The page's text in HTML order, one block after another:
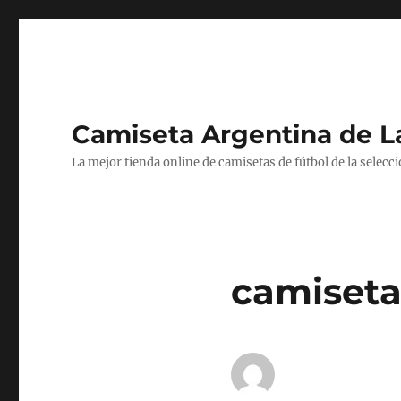
Camiseta Argentina de
La mejor tienda online de camisetas de fútbol de la